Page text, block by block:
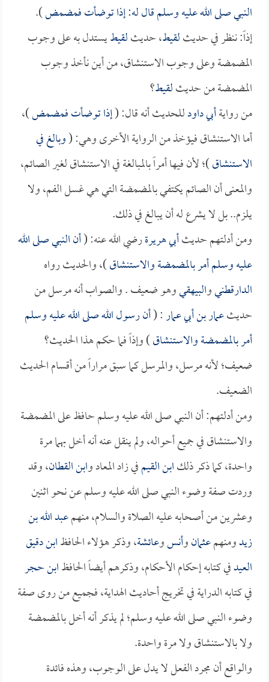
النبي صلى الله عليه وسلم قال له: إذا توضأت فمضمض).
إذاً: ننظر في حديثلقيط، حديثلقيطيستدل به على وجوب
المضمضة وعلى وجوب الاستنشاق، من أين نأخذ وجوب
المضمضة من حديثلقيط؟
من روايةأبي داودللحديث أنه قال: (إذا توضأت فمضمض)،
أما الاستنشاق فيؤخذ من الرواية الأخرى وهي: (وبالغ في
الاستنشاق)؛ لأن فيها أمراً بالمبالغة في الاستنشاق لغير الصائم،
والمعنى أن الصائم يكتفي بالمضمضة التي هي غسل الفم، ولا
يلزم.. بل لا يشرع له أن يبالغ في ذلك.
ومن أدلتهم حديثأبي هريرةرضي الله عنه: (أن النبي صلى الله
عليه وسلم أمر بالمضمضة والاستنشاق)، والحديث رواه
الدارقطنيوالبيهقيوهو ضعيف . والصواب أنه مرسل من
حديثعمار بن أبي عمار: (أن رسول الله صلى الله عليه وسلم
أمر بالمضمضة والاستنشاق) وإذاً فما حكم هذا الحديث؟
ضعيف؛ لأنه مرسل، والمرسل كما سبق مراراً من أقسام الحديث
الضعيف.
ومن أدلتهم: أن النبي صلى الله عليه وسلم حافظ على المضمضة
والاستنشاق في جميع أحواله، ولم ينقل عنه أنه أخل بهما مرة
واحدة، كما ذكر ذلكابن القيمفي زاد المعاد وابن القطان، وقد
وردت صفة وضوء النبي صلى الله عليه وسلم عن نحو اثنين
وعشرين من أصحابه عليه الصلاة والسلام، منهمعبد الله بن
زيدومنهمعثمانوأنسوعائشة، وذكر هؤلاء الحافظابن دقيق
العيدفي كتابه إحكام الأحكام، وذكرهم أيضاً الحافظابن حجر
في كتابه الدراية في تخريج أحاديث الهداية، فجميع من روى صفة
وضوء النبي صلى الله عليه وسلم؛ لم يذكر أنه أخل بالمضمضة
ولا بالاستنشاق ولا مرة واحدة.
والواقع أن مجرد الفعل لا يدل على الوجوب، وهذه فائدة